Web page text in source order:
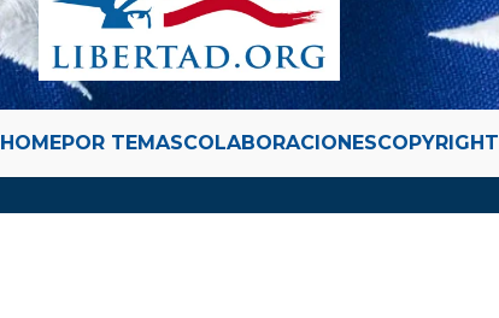
HOMEPOR TEMASCOLABORACIONESCOPYRIGHT